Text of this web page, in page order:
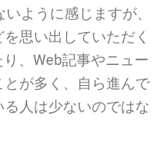
ように感じますが、
思い出していただく
、Web記事やニュー
が多く、自ら進んで
人は少ないのではな